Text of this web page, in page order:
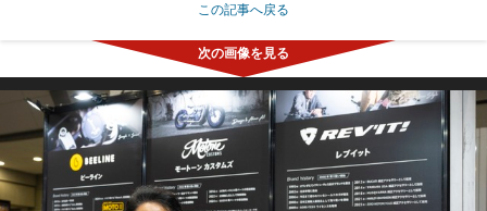
この記事へ戻る